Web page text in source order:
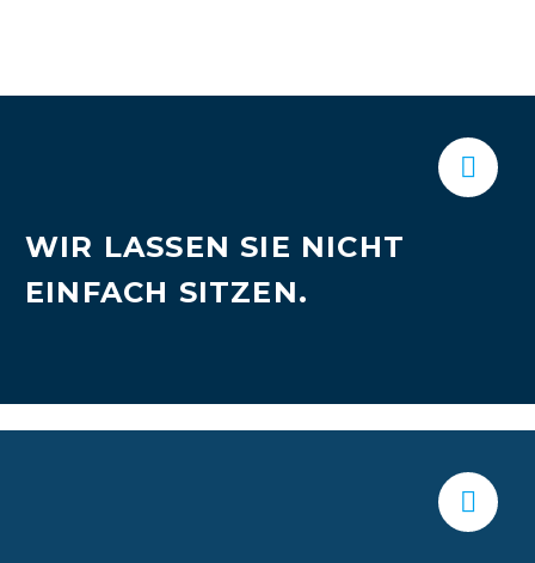


WIR LASSEN SIE NICHT
EINFACH SITZEN.

